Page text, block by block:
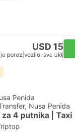
USD 15
porez vozilo, sve uklj
Penida
Nusa Penida
za 4 putnika | Taxi